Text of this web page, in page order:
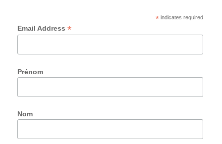
*indicates required
Email Address *
Prénom
Nom